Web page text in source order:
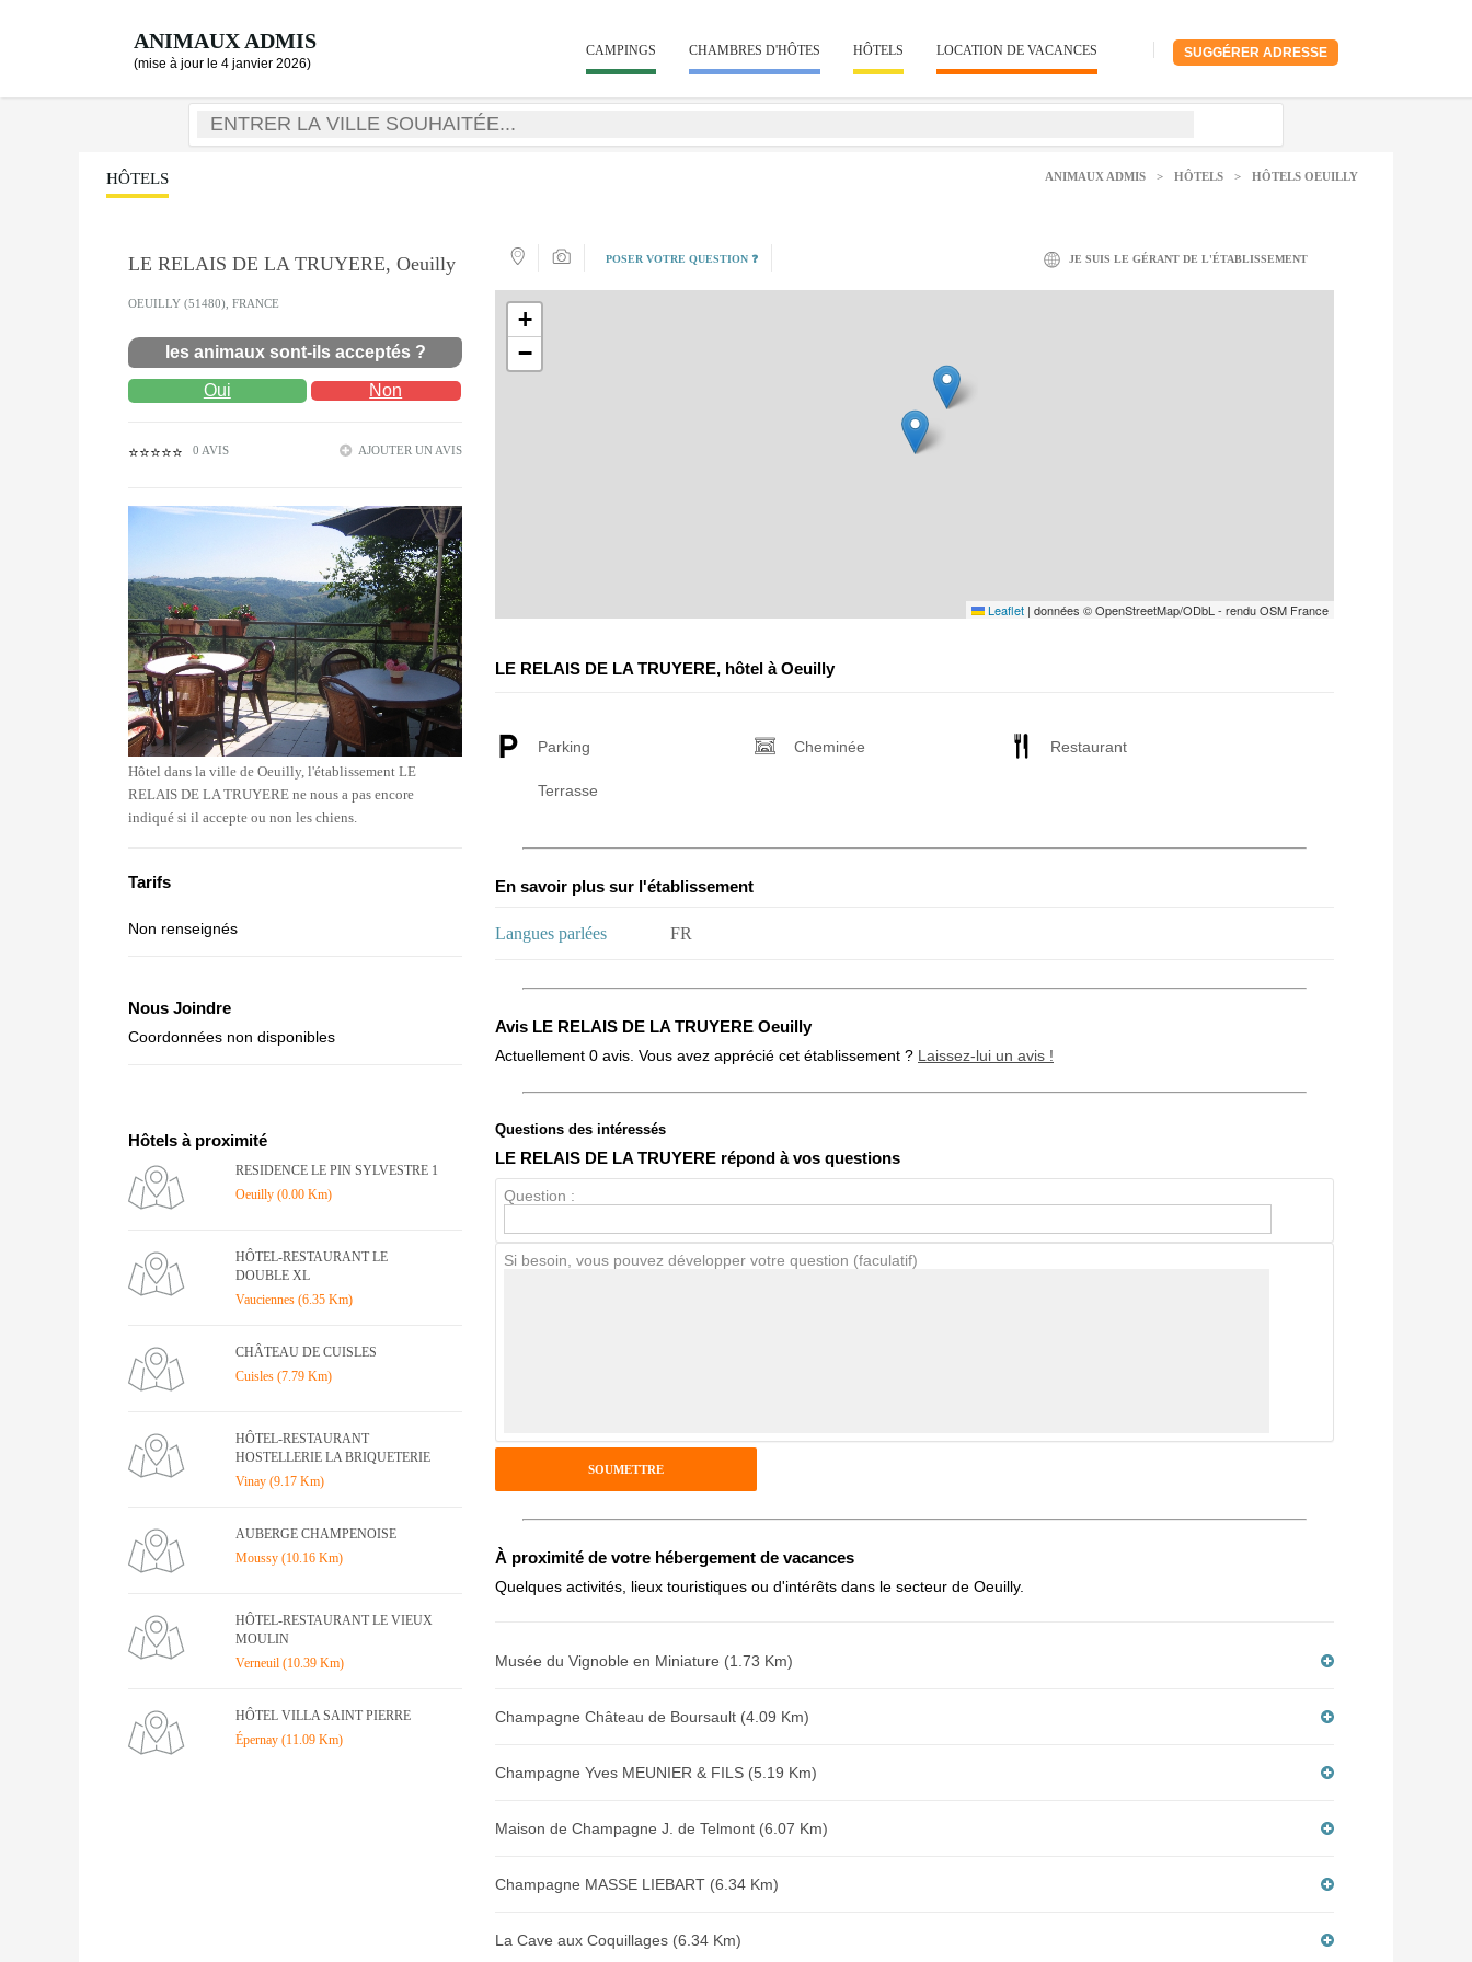
ANIMAUX ADMIS
(mise à jour le 4 janvier 2026)
SUGGÉRER ADRESSE
CAMPINGS CHAMBRES D'HÔTES HÔTELS LOCATION DE VACANCES
HÔTELS ANIMAUX ADMIS > HÔTELS > HÔTELS OEUILLY
LE RELAIS DE LA TRUYERE, Oeuilly
OEUILLY (51480), FRANCE
les animaux sont-ils acceptés ?
Oui Non
⭐⭐⭐⭐⭐ 0 AVIS AJOUTER UN AVIS
Hôtel dans la ville de Oeuilly, l'établissement LE
RELAIS DE LA TRUYERE ne nous a pas encore
indiqué si il accepte ou non les chiens.
Tarifs
Non renseignés
Nous Joindre
Coordonnées non disponibles
Hôtels à proximité
RESIDENCE LE PIN SYLVESTRE 1
Oeuilly (0.00 Km)
HÔTEL-RESTAURANT LE
DOUBLE XL
Vauciennes (6.35 Km)
CHÂTEAU DE CUISLES
Cuisles (7.79 Km)
HÔTEL-RESTAURANT
HOSTELLERIE LA BRIQUETERIE
Vinay (9.17 Km)
AUBERGE CHAMPENOISE
Moussy (10.16 Km)
HÔTEL-RESTAURANT LE VIEUX
MOULIN
Verneuil (10.39 Km)
HÔTEL VILLA SAINT PIERRE
Épernay (11.09 Km)
POSER VOTRE QUESTION ❓ JE SUIS LE GÉRANT DE L'ÉTABLISSEMENT
+
−
Leaflet | données © OpenStreetMap/ODbL - rendu OSM France
LE RELAIS DE LA TRUYERE, hôtel à Oeuilly
Parking Cheminée Restaurant
Terrasse
En savoir plus sur l'établissement
Langues parlées FR
Avis LE RELAIS DE LA TRUYERE Oeuilly
Actuellement 0 avis. Vous avez apprécié cet établissement ? Laissez-lui un avis !
Note globale
Avis Clients
Antispam - Combien font 7x4 (en chiffres) :
Avis sur l'établissement :
Questions des intéressés
LE RELAIS DE LA TRUYERE répond à vos questions
Question :
Si besoin, vous pouvez développer votre question (faculatif)
À proximité de votre hébergement de vacances
Quelques activités, lieux touristiques ou d'intérêts dans le secteur de Oeuilly.
Musée du Vignoble en Miniature (1.73 Km)
Champagne Château de Boursault (4.09 Km)
Champagne Yves MEUNIER & FILS (5.19 Km)
Maison de Champagne J. de Telmont (6.07 Km)
Champagne MASSE LIEBART (6.34 Km)
La Cave aux Coquillages (6.34 Km)